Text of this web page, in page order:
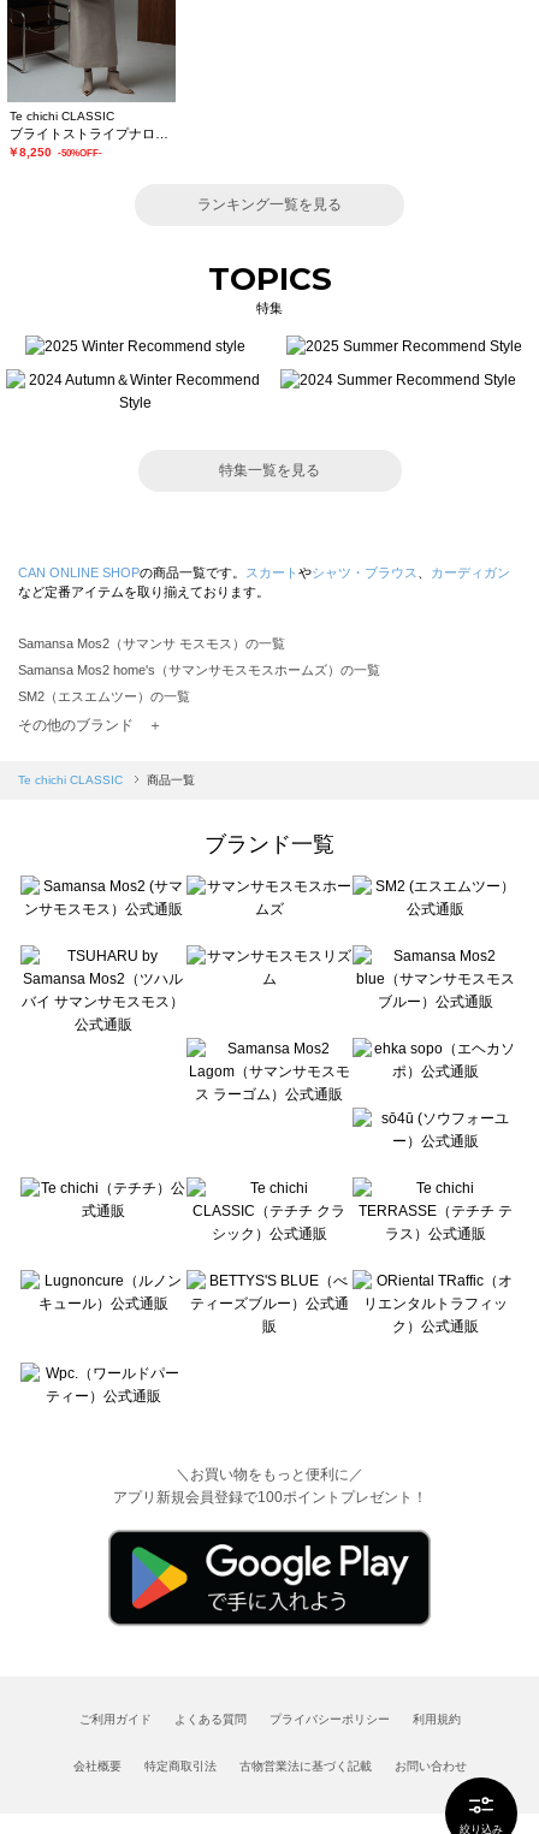
絞り込み
Te chichi CLASSIC
￥8,250 -50%OFF-
ランキング一覧を見る
TOPICS
特集
特集一覧を見る
CAN ONLINE SHOPの商品一覧です。 スカート やシャツ・ブラウス
カーディガン
など定番アイテムを取り揃えております。
Samansa Mos2（サマンサ モスモス）の一覧
Samansa Mos2 home's（サマンサモスモスホームズ）の一覧
SM2（エスエムツー）の一覧
TSUHARU by Samansa Mos2（ツハルバイサマンサモスモス）の一覧
Samansa Mos2 blue（サマンサモスモス ブルー）の一覧
Te chichi（テチチ）の一覧
Te chichi CLASSIC（テチチ クラシック）の一覧
Lugnoncure（ルノンキュール）の一覧
BETTY'S BLUE（べティーズブルー）の一覧
Wpc.（ワールドパーティー）の一覧
その他のブランド ＋
Te chichi CLASSIC 商品一覧
ブランド一覧
＼お買い物をもっと便利に／
アプリ新規会員登録で100ポイントプレゼント！
ご利用ガイド よくある質問 プライバシーポリシー 利用規約
会社概要 特定商取引法 古物営業法に基づく記載 お問い合わせ